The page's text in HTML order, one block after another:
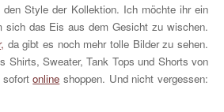
den Style der Kollektion. Ich möchte ihr ein
sich das Eis aus dem Gesicht zu wischen.
da gibt es noch mehr tolle Bilder zu sehen.
Shirts, Sweater, Tank Tops und Shorts von
sofortonline shoppen. Und nicht vergessen: